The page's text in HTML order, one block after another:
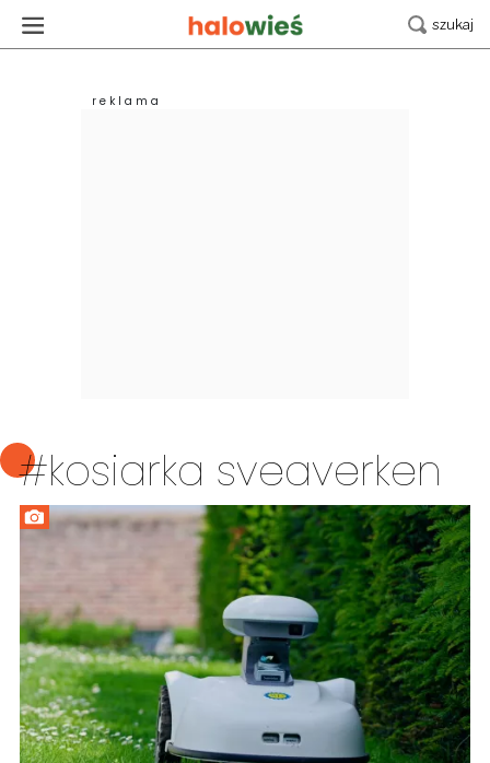
#kosiarka sveaverken